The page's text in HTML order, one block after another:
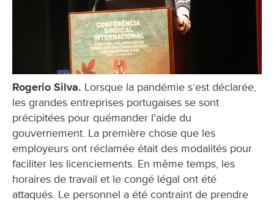
Rogerio Silva. Lorsque la pandémie s’est déclarée,
les grandes entreprises portugaises se sont
précipitées pour quémander l'aide du
gouvernement. La première chose que les
employeurs ont réclamée était des modalités pour
faciliter les licenciements. En même temps, les
horaires de travail et le congé légal ont été
attaqués. Le personnel a été contraint de prendre